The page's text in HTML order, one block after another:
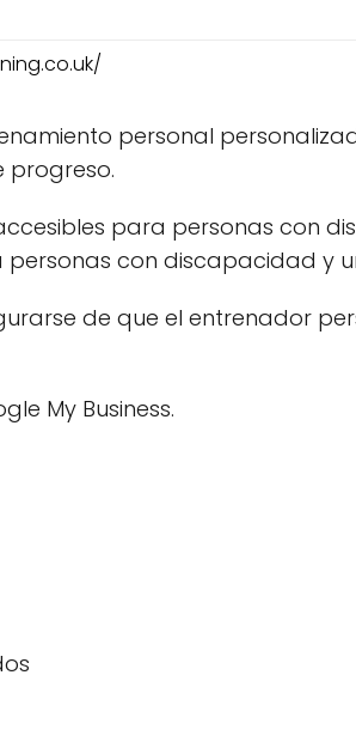
personal
progreso.
para personas con
con discapacidad y
de que el entrenador
My Business.